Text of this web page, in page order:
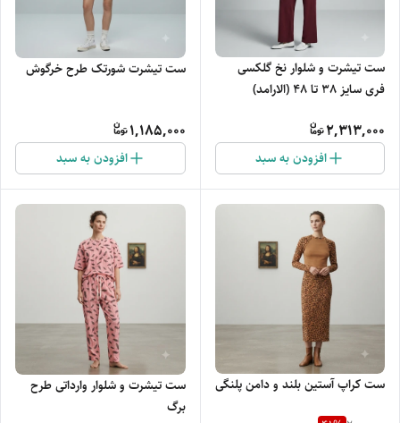
ست تیشرت و شلوار نخ گلکسی
فری سایز 38 تا 48 (الارامد)
2,313,000
افزودن به سبد
ست تیشرت شورتک طرح خرگوش
1,185,000
افزودن به سبد
ست کراپ آستین بلند و دامن پلنگی
ست تیشرت و شلوار وارداتی طرح
برگ